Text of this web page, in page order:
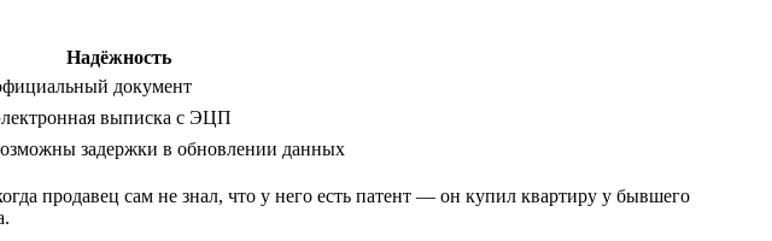
Надёжность
документ
выписка с ЭЦП
задержки в обновлении данных
продавец сам не знал, что у него есть патент — он купил квартиру у бывшего